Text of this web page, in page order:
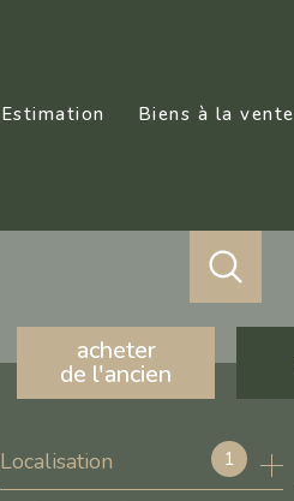
Estimation Biens à la vente
acheter
de l'ancien
de l'immo pro
1
Localisation